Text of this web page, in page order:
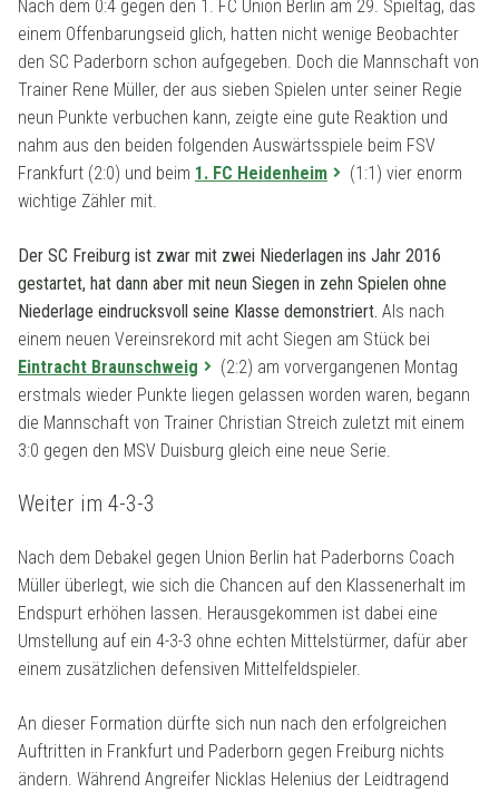
Nach dem 0:4 gegen den 1. FC Union Berlin am 29. Spieltag, das
einem Offenbarungseid glich, hatten nicht wenige Beobachter
den SC Paderborn schon aufgegeben. Doch die Mannschaft von
Trainer Rene Müller, der aus sieben Spielen unter seiner Regie
neun Punkte verbuchen kann, zeigte eine gute Reaktion und
nahm aus den beiden folgenden Auswärtsspiele beim FSV
Frankfurt (2:0) und beim 1. FC Heidenheim
(1:1) vier enorm
wichtige Zähler mit.
Der SC Freiburg ist zwar mit zwei Niederlagen ins Jahr 2016
gestartet, hat dann aber mit neun Siegen in zehn Spielen ohne
Niederlage eindrucksvoll seine Klasse demonstriert. Als nach
einem neuen Vereinsrekord mit acht Siegen am Stück bei
Eintracht Braunschweig
(2:2) am vorvergangenen Montag
erstmals wieder Punkte liegen gelassen worden waren, begann
die Mannschaft von Trainer Christian Streich zuletzt mit einem
3:0 gegen den MSV Duisburg gleich eine neue Serie.
Weiter im 4-3-3
Nach dem Debakel gegen Union Berlin hat Paderborns Coach
Müller überlegt, wie sich die Chancen auf den Klassenerhalt im
Endspurt erhöhen lassen. Herausgekommen ist dabei eine
Umstellung auf ein 4-3-3 ohne echten Mittelstürmer, dafür aber
einem zusätzlichen defensiven Mittelfeldspieler.
An dieser Formation dürfte sich nun nach den erfolgreichen
Auftritten in Frankfurt und Paderborn gegen Freiburg nichts
ändern. Während Angreifer Nicklas Helenius der Leidtragend